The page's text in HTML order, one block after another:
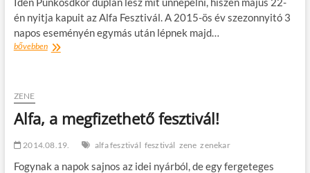
én nyitja kapuit az Alfa Fesztivál. A 2015-ös év szezonnyitó 3
napos eseményén egymás után lépnek majd…
bővebbenPünkösdi
ZENE
Alfa, a megfizethető fesztivál!
2014.08.19. alfa fesztivál fesztivál zene zenekar
Fogynak a napok sajnos az idei nyárból, de egy fergeteges